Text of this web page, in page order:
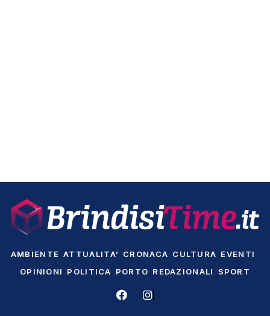
AMBIENTE ATTUALITA’ CRONACA CULTURA EVENTI
OPINIONI
POLITICA PORTO REDAZIONALI SPORT